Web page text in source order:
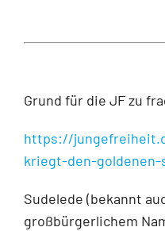
Grund für die JF zu
https://
kriegt-den-goldenen-
Sudelede (bekannt
großbürgerlichem